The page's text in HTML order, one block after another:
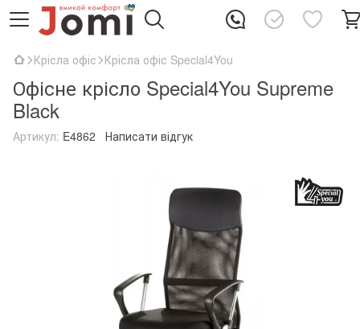
Крісла офіс Крісла офіс Special4You
Офісне крісло Special4You Supreme
Black
Артикул: E4862 Написати відгук